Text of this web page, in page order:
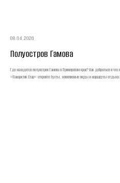
08.04.2026
Полуостров Гамова
Где находится полуостров Гамова в Приморском крае? Как добраться и
«Панарктик Стар» откройте бухты, живописные виды и маршруты отдыха